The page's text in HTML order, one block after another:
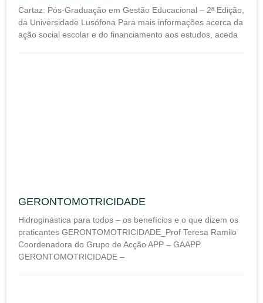
Cartaz: Pós-Graduação em Gestão Educacional – 2ª Edição,
da Universidade Lusófona Para mais informações acerca da
ação social escolar e do financiamento aos estudos, aceda
GERONTOMOTRICIDADE
Hidroginástica para todos – os benefícios e o que dizem os
praticantes GERONTOMOTRICIDADE_Prof Teresa Ramilo
Coordenadora do Grupo de Acção APP – GAAPP
GERONTOMOTRICIDADE –